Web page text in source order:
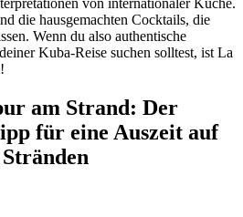
von internationaler Küche.
die hausgemachten Cocktails, die
Wenn du also authentische
Kuba-Reise suchen solltest, ist La
am Strand: Der
für eine Auszeit auf